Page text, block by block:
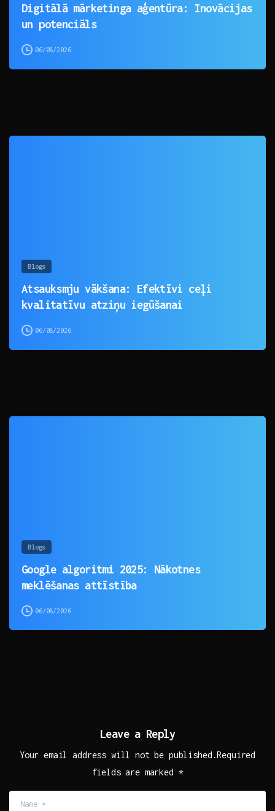
Digitālā mārketinga aģentūra: Inovācijas
un potenciāls
06/08/2026
Blogs
Atsauksmju vākšana: Efektīvi ceļi
kvalitatīvu atziņu iegūšanai
06/08/2026
Blogs
Google algoritmi 2025: Nākotnes
meklēšanas attīstība
06/08/2026
Leave a Reply
Your email address will not be published.Required
fields are marked *